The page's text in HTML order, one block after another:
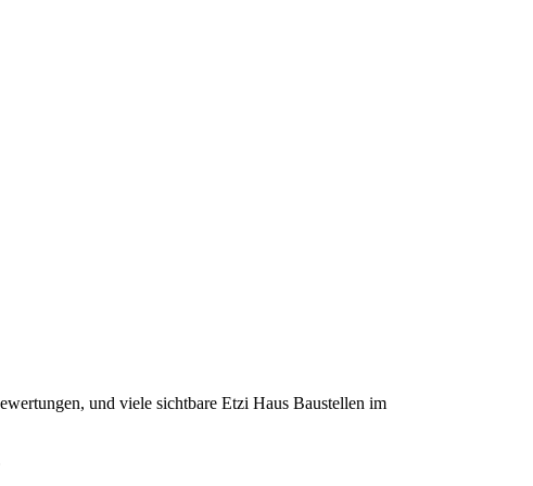
und viele sichtbare Etzi Haus Baustellen im